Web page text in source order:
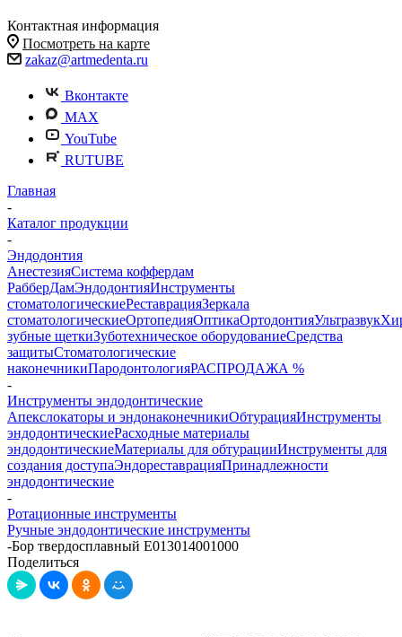
Контактная информация
Посмотреть на карте
zakaz@artmedenta.ru
Вконтакте
MAX
YouTube
RUTUBE
Главная
-
Каталог продукции
-
Эндодонтия
АнестезияСистема коффердам
РабберДамЭндодонтияИнструменты
стоматологическиеРеставрацияЗеркала
стоматологическиеОртопедияОптикаОртодонтияУльтразвук
зубные щеткиЗуботехническое оборудованиеСредства
защитыСтоматологические
наконечникиПародонтологияРАСПРОДАЖА %
-
Инструменты эндодонтические
Апекслокаторы и эндонаконечникиОбтурацияИнструменты
эндодонтическиеРасходные материалы
эндодонтическиеМатериалы для обтурацииИнструменты для
создания доступаЭндореставрацияПринадлежности
эндодонтические
-
Ротационные инструменты
Ручные эндодонтические инструменты
-Бор твердосплавный E013014001000
Поделиться